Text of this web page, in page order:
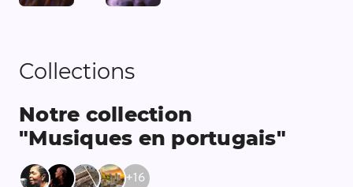
Collections
Notre collection
"Musiques en portugais"
+16